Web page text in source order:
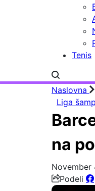
Tenis
Naslovna
Liga
na
November
Podeli